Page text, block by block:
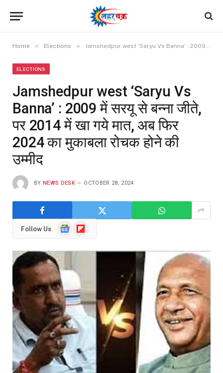
Home » Elections » Jamshedpur west ‘Saryu Vs Banna’ : 2009 में सरयू से बन्ना जीते, पर 2014 में खा गये मात, अब फिर 2024 का मुकाबला रोचक होने की उम्मीद
ELECTIONS
Jamshedpur west ‘Saryu Vs
Banna’ : 2009 में सरयू से बन्ना जीते,
पर 2014 में खा गये मात, अब फिर
2024 का मुकाबला रोचक होने की
उम्मीद
BY NEWS DESK OCTOBER 28, 2024
Follow Us
GoogleFlipboard